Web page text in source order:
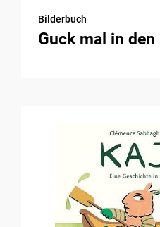
Bilderbuch
Guck mal in den